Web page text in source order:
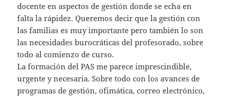
docente en aspectos de gestión donde se echa en
falta la rápidez. Queremos decir que la gestión con
las familias es muy importante pero también lo son
las necesidades burocráticas del profesorado, sobre
todo al comienzo de curso.
La formación del PAS me parece imprescindible,
urgente y necesaria. Sobre todo con los avances de
programas de gestión, ofimática, correo electrónico,